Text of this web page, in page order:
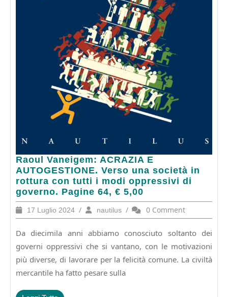
Raoul Vaneigem: ACRAZIA E
AUTOGESTIONE. Verso una società in
rottura con tutti i modi oppressivi di
governo. Pagine 64, € 5,00
Raoul
Vaneigem:
ACRAZIA
E
AUTOGESTIONE.
Verso
società
in
rottura
con
tutti
17 Luglio 2024 17
Luglio
2024
/ nautilusnautilus
/ 0 Comment
Da diecimila anni abbiamo conosciuto soltanto dei
governi oppressivi che si vantano, con le motivazioni
più diverse, di lavorare per la felicità comune. La civiltà
mercantile ha fatto pesare sulla